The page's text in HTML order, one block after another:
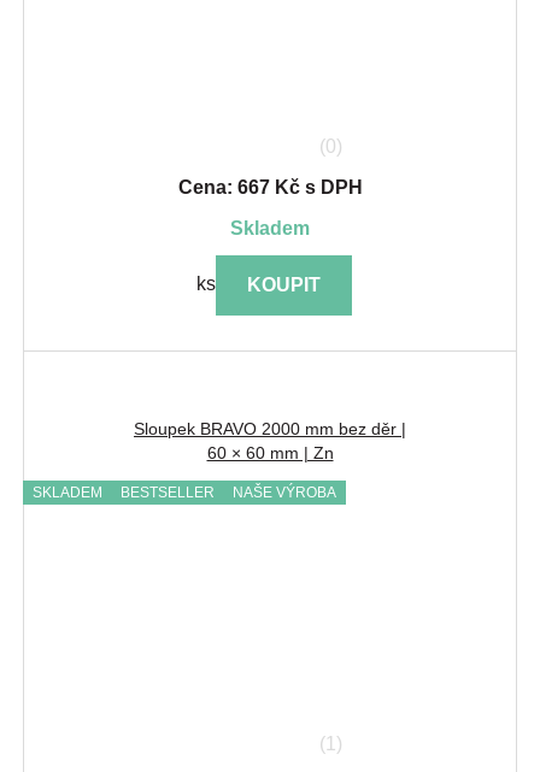
(0)
Cena: 667 Kč s DPH
skladem
ks KOUPIT
Sloupek BRAVO 2000 mm bez děr |
60 × 60 mm | Zn
SKLADEM BESTSELLER NAŠE VÝROBA
(1)